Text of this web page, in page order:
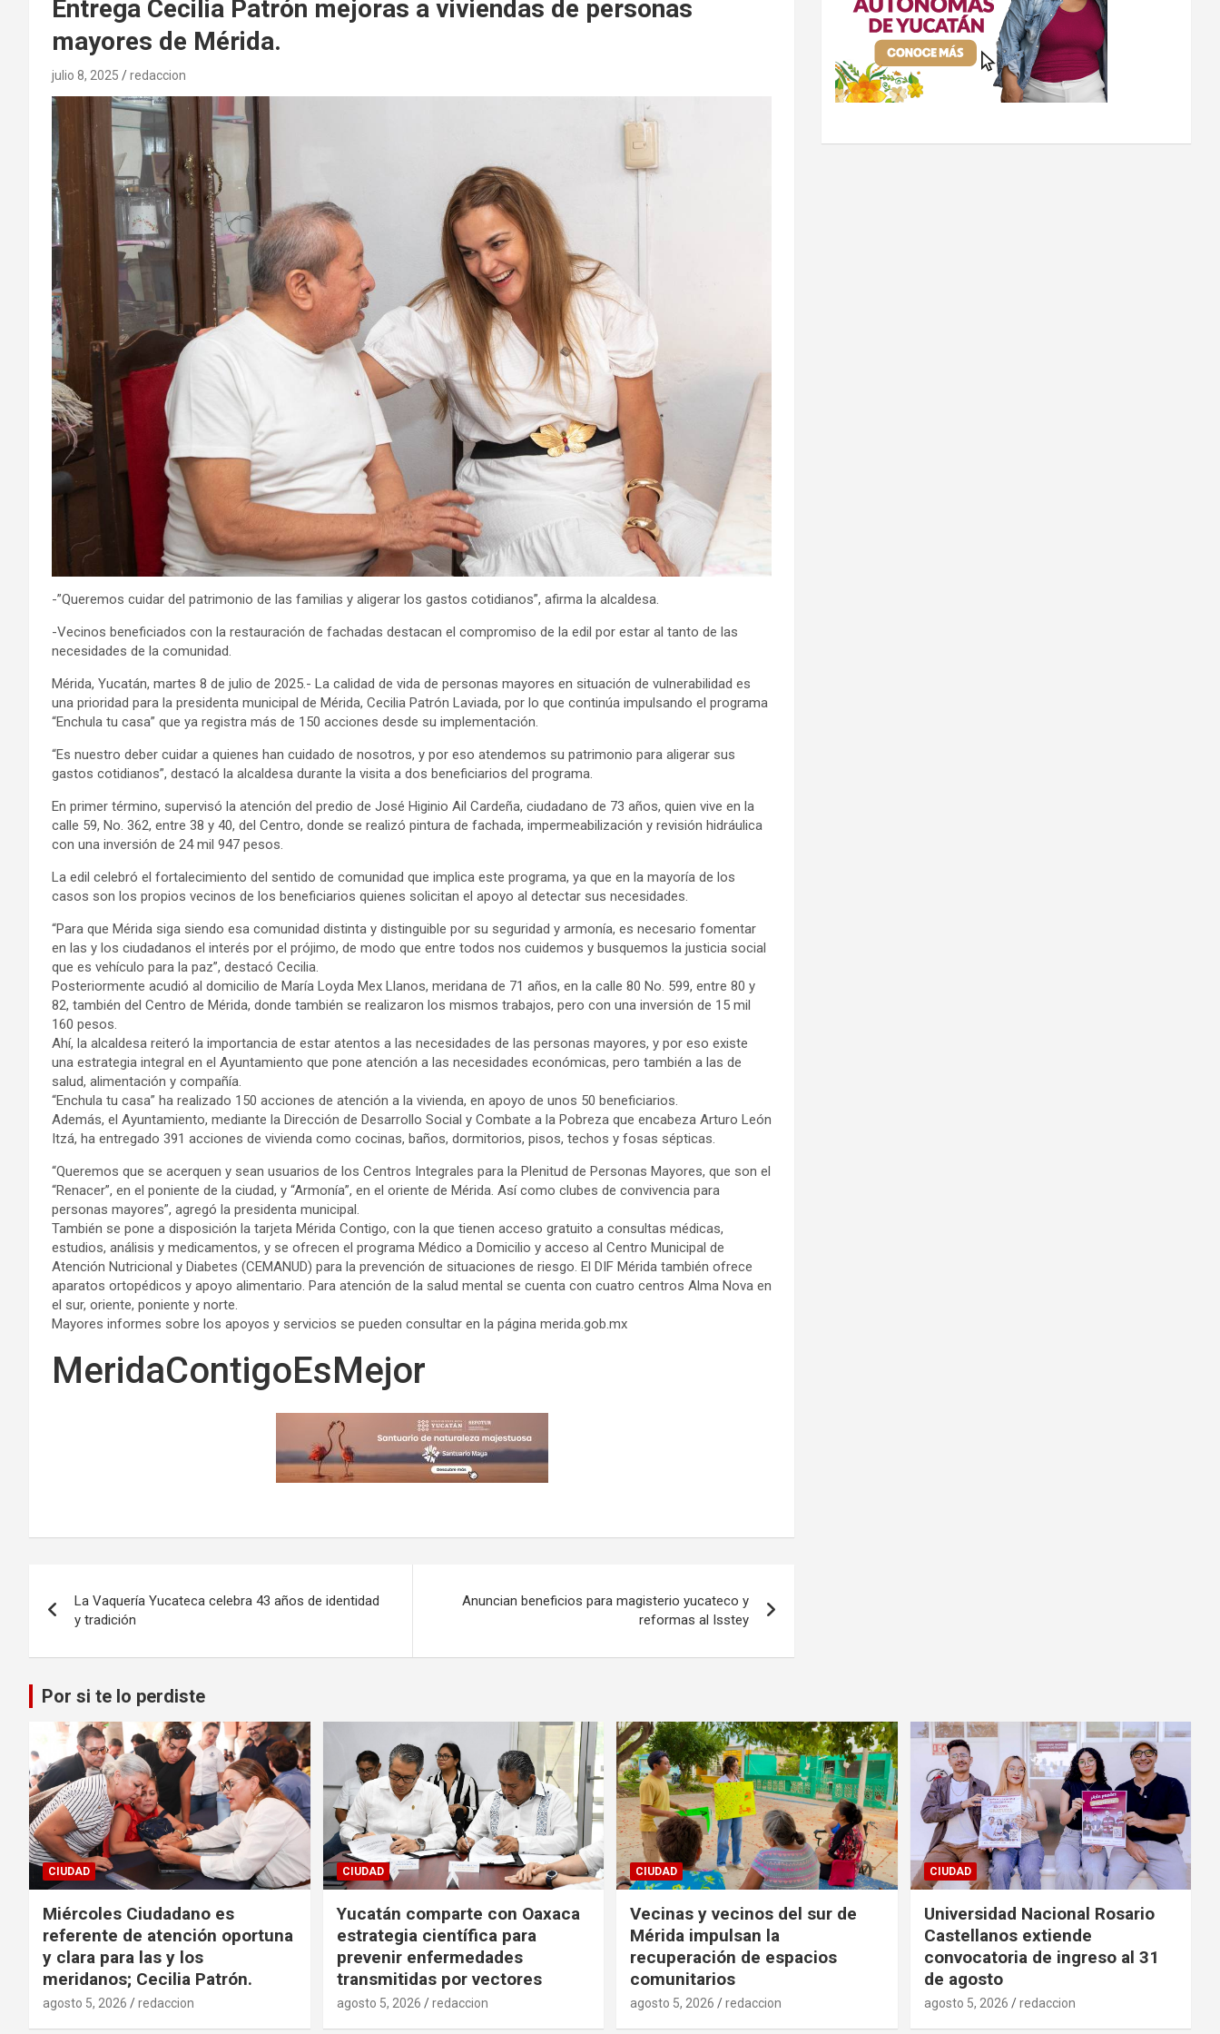
Entrega Cecilia Patrón mejoras a viviendas de personas
mayores de Mérida.
julio 8, 2025 redaccion
-”Queremos cuidar del patrimonio de las familias y aligerar los gastos cotidianos”, afirma la alcaldesa.
-Vecinos beneficiados con la restauración de fachadas destacan el compromiso de la edil por estar al tanto de las
necesidades de la comunidad.
Mérida, Yucatán, martes 8 de julio de 2025.- La calidad de vida de personas mayores en situación de vulnerabilidad es
una prioridad para la presidenta municipal de Mérida, Cecilia Patrón Laviada, por lo que continúa impulsando el programa
“Enchula tu casa” que ya registra más de 150 acciones desde su implementación.
“Es nuestro deber cuidar a quienes han cuidado de nosotros, y por eso atendemos su patrimonio para aligerar sus
gastos cotidianos”, destacó la alcaldesa durante la visita a dos beneficiarios del programa.
En primer término, supervisó la atención del predio de José Higinio Ail Cardeña, ciudadano de 73 años, quien vive en la
calle 59, No. 362, entre 38 y 40, del Centro, donde se realizó pintura de fachada, impermeabilización y revisión hidráulica
con una inversión de 24 mil 947 pesos.
La edil celebró el fortalecimiento del sentido de comunidad que implica este programa, ya que en la mayoría de los
casos son los propios vecinos de los beneficiarios quienes solicitan el apoyo al detectar sus necesidades.
“Para que Mérida siga siendo esa comunidad distinta y distinguible por su seguridad y armonía, es necesario fomentar
en las y los ciudadanos el interés por el prójimo, de modo que entre todos nos cuidemos y busquemos la justicia social
que es vehículo para la paz”, destacó Cecilia.
Posteriormente acudió al domicilio de María Loyda Mex Llanos, meridana de 71 años, en la calle 80 No. 599, entre 80 y
82, también del Centro de Mérida, donde también se realizaron los mismos trabajos, pero con una inversión de 15 mil
160 pesos.
Ahí, la alcaldesa reiteró la importancia de estar atentos a las necesidades de las personas mayores, y por eso existe
una estrategia integral en el Ayuntamiento que pone atención a las necesidades económicas, pero también a las de
salud, alimentación y compañía.
“Enchula tu casa” ha realizado 150 acciones de atención a la vivienda, en apoyo de unos 50 beneficiarios.
Además, el Ayuntamiento, mediante la Dirección de Desarrollo Social y Combate a la Pobreza que encabeza Arturo León
Itzá, ha entregado 391 acciones de vivienda como cocinas, baños, dormitorios, pisos, techos y fosas sépticas.
“Queremos que se acerquen y sean usuarios de los Centros Integrales para la Plenitud de Personas Mayores, que son el
“Renacer”, en el poniente de la ciudad, y “Armonía”, en el oriente de Mérida. Así como clubes de convivencia para
personas mayores”, agregó la presidenta municipal.
También se pone a disposición la tarjeta Mérida Contigo, con la que tienen acceso gratuito a consultas médicas,
estudios, análisis y medicamentos, y se ofrecen el programa Médico a Domicilio y acceso al Centro Municipal de
Atención Nutricional y Diabetes (CEMANUD) para la prevención de situaciones de riesgo. El DIF Mérida también ofrece
aparatos ortopédicos y apoyo alimentario. Para atención de la salud mental se cuenta con cuatro centros Alma Nova en
el sur, oriente, poniente y norte.
Mayores informes sobre los apoyos y servicios se pueden consultar en la página merida.gob.mx
MeridaContigoEsMejor
de
entradas
La Vaquería Yucateca celebra 43 años de identidad
y tradición
Anuncian beneficios para magisterio yucateco y
reformas al Isstey
Por si te lo perdiste
CIUDAD
Miércoles Ciudadano es
referente de atención oportuna
y clara para las y los
meridanos; Cecilia Patrón.
agosto 5, 2026 redaccion
CIUDAD
Yucatán comparte con Oaxaca
estrategia científica para
prevenir enfermedades
transmitidas por vectores
agosto 5, 2026 redaccion
CIUDAD
Vecinas y vecinos del sur de
Mérida impulsan la
recuperación de espacios
comunitarios
agosto 5, 2026 redaccion
CIUDAD
Universidad Nacional Rosario
Castellanos extiende
convocatoria de ingreso al 31
de agosto
agosto 5, 2026 redaccion